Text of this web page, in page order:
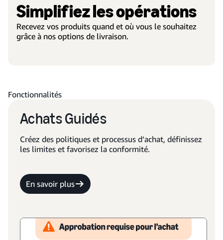
Simplifiez les opérations
Recevez vos produits quand et où vous le souhaitez
grâce à nos options de livraison.
Fonctionnalités
Achats Guidés
Créez des politiques et processus d’achat, définissez
les limites et favorisez la conformité.
En savoir plus